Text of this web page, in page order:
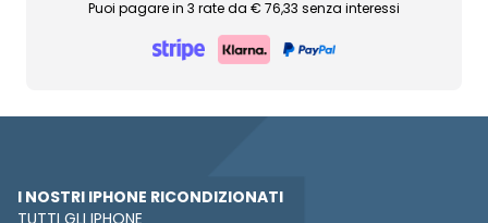
Puoi pagare in 3 rate da € 76,33 senza interessi
I NOSTRI IPHONE RICONDIZIONATI
TUTTI GLI IPHONE